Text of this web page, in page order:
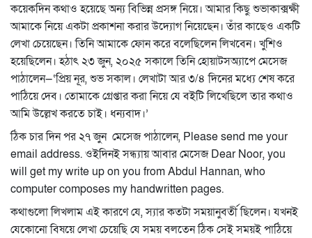
কয়েকদিন কথাও হয়েছে অন্য বিভিন্ন প্রসঙ্গ নিয়ে। আমার কিছু শুভাকাক্সক্ষী
আমাকে নিয়ে একটা প্রকাশনা করার উদ্যোগ নিয়েছেন। তাঁর কাছেও একটি
লেখা চেয়েছেন। তিনি আমাকে ফোন করে বলেছিলেন লিখবেন। খুশিও
হয়েছিলেন। হঠাৎ ২৩ জুন, ২০২৫ সকালে তিনি হোয়াটসঅ্যাপে মেসেজ
পাঠালেন—‘প্রিয় নূর, শুভ সকাল। লেখাটা আর ৩/৪ দিনের মধ্যে শেষ করে
পাঠিয়ে দেব। তোমাকে গ্রেপ্তার করা নিয়ে যে বইটি লিখেছিলে তার কথাও
আমি উল্লেখ করতে চাই। ধন্যবাদ।’
ঠিক চার দিন পর ২৭ জুন মেসেজ পাঠালেন, Please send me your
email address. ওইদিনই সন্ধ্যায় আবার মেসেজ Dear Noor, you
will get my write up on you from Abdul Hannan, who
computer composes my handwritten pages.
কথাগুলো লিখলাম এই কারণে যে, স্যার কতটা সময়ানুবর্তী ছিলেন। যখনই
যেকোনো বিষয়ে লেখা চেয়েছি যে সময় বলতেন ঠিক সেই সময়ই পাঠিয়ে